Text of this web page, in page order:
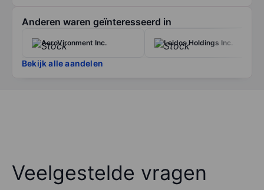
Anderen waren geïnteresseerd in
AeroVironment Inc. Leidos Holdings Inc.
Bekijk alle aandelen
Veelgestelde vragen